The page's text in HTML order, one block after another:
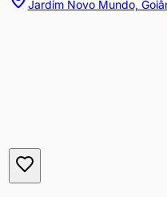
Jardim Novo Mundo,